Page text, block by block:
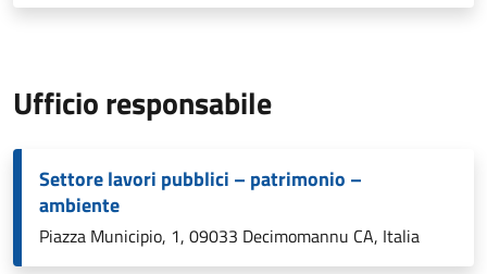
Ufficio responsabile
Settore lavori pubblici – patrimonio –
ambiente
Piazza Municipio, 1, 09033 Decimomannu CA, Italia